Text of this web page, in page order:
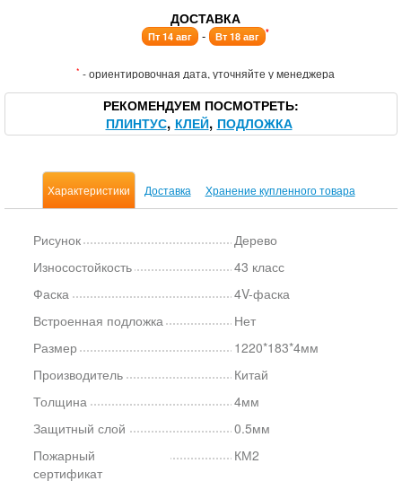
ДОСТАВКА
Пт 14 авг - Вт 18 авг *
* - ориентировочная дата, уточняйте у менеджера
РЕКОМЕНДУЕМ ПОСМОТРЕТЬ
ПЛИНТУС КЛЕЙ ПОДЛОЖКА
Характеристики Доставка Хранение купленного товара
Рисунок
Дерево
Износостойкость
43 класс
Фаска
4V-фаска
Встроенная подложка
Нет
Размер
1220*183*4мм
Производитель
Китай
Толщина
4мм
Защитный слой
0.5мм
Пожарный
сертификат
КМ2